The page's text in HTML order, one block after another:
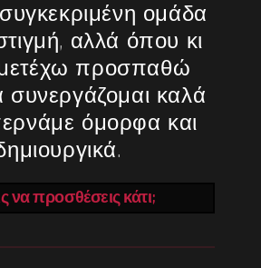
ομάδα
αλλά όπου κι
προσπαθώ
συνεργάζομαι καλά
όμορφα και
να προσθέσεις κάτι;